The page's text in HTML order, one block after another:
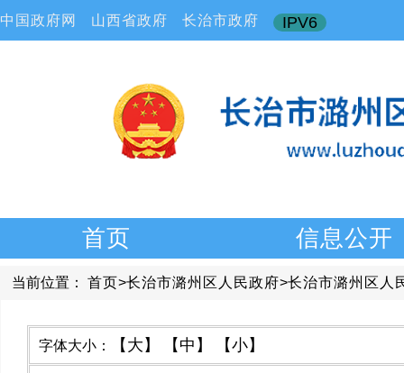
中国政府网 山西省政府 长治市政府 IPV6
首页 信息公开
当前位置： 首页>长治市潞州区人民政府>长治市潞州区人
字体大小： 【大】 【中】 【小】